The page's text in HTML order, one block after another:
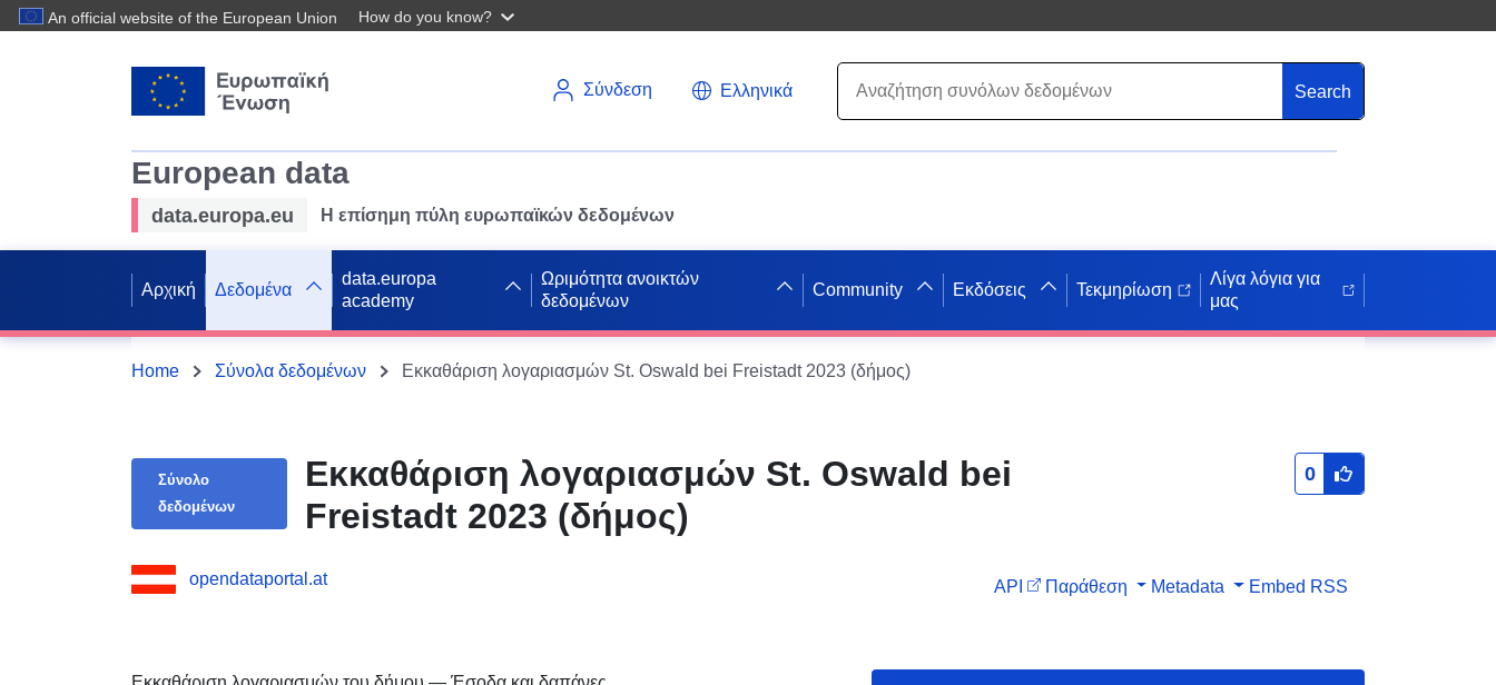
An official website of the European Union How do you know?
Σύνδεση Ελληνικά Search
European data
data.europa.eu Η επίσημη πύλη ευρωπαϊκών δεδομένων
Αρχική Δεδομένα
data.europa
academy
Ωριμότητα ανοικτών
δεδομένων
Community Εκδόσεις Τεκμηρίωση
Λίγα λόγια για
μας
Home Σύνολα δεδομένων Εκκαθάριση λογαριασμών St. Oswald bei Freistadt 2023 (δήμος)
Σύνολο
δεδομένων
Εκκαθάριση λογαριασμών St. Oswald bei
Freistadt 2023 (δήμος)
0
opendataportal.at API Παράθεση Metadata Embed RSS